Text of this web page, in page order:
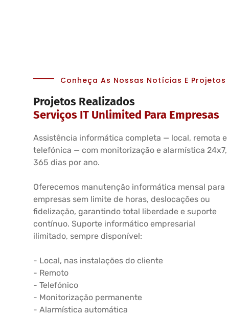
Conheça As Nossas Notícias E Projetos
Projetos Realizados
Serviços IT Unlimited Para Empresas
Assistência informática completa — local, remota e
telefónica — com monitorização e alarmística 24x7,
365 dias por ano.
Oferecemos manutenção informática mensal para
empresas sem limite de horas, deslocações ou
fidelização, garantindo total liberdade e suporte
contínuo. Suporte informático empresarial
ilimitado, sempre disponível:
- Local, nas instalações do cliente
- Remoto
- Telefónico
- Monitorização permanente
- Alarmística automática